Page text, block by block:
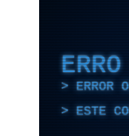
ERRO
ERROR
ESTE